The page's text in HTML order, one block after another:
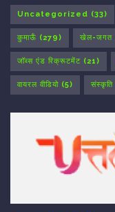
Uncategorized (33)
कुमाऊँ (279) खेल-जगत
जॉब्स एंड रिक्रूटमेंट (21)
वायरल वीडियो (5) संस्कृति